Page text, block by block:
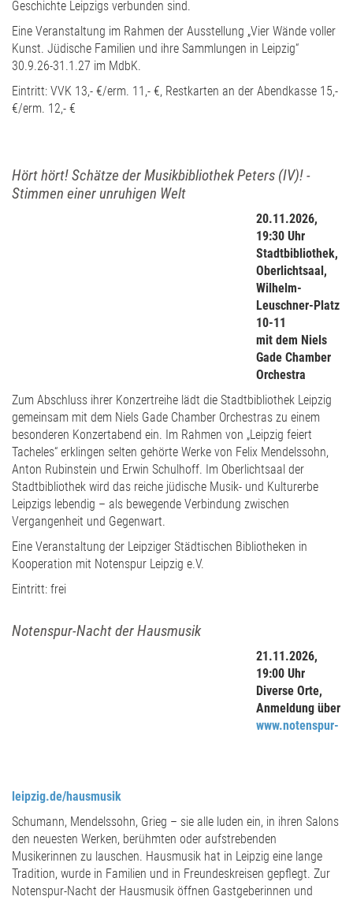
Geschichte Leipzigs verbunden sind.
Eine Veranstaltung im Rahmen der Ausstellung „Vier Wände voller
Kunst. Jüdische Familien und ihre Sammlungen in Leipzig“
30.9.26-31.1.27 im MdbK.
Eintritt: VVK 13,- €/erm. 11,- €, Restkarten an der Abendkasse 15,-
€/erm. 12,- €
Hört hört! Schätze der Musikbibliothek Peters (IV)! -
Stimmen einer unruhigen Welt
20.11.2026,
19:30 Uhr
Stadtbibliothek,
Oberlichtsaal,
Wilhelm-
Leuschner-Platz
10-11
mit dem Niels
Gade Chamber
Orchestra
Zum Abschluss ihrer Konzertreihe lädt die Stadtbibliothek Leipzig
gemeinsam mit dem Niels Gade Chamber Orchestras zu einem
besonderen Konzertabend ein. Im Rahmen von „Leipzig feiert
Tacheles“ erklingen selten gehörte Werke von Felix Mendelssohn,
Anton Rubinstein und Erwin Schulhoff. Im Oberlichtsaal der
Stadtbibliothek wird das reiche jüdische Musik- und Kulturerbe
Leipzigs lebendig – als bewegende Verbindung zwischen
Vergangenheit und Gegenwart.
Eine Veranstaltung der Leipziger Städtischen Bibliotheken in
Kooperation mit Notenspur Leipzig e.V.
Eintritt: frei
Notenspur-Nacht der Hausmusik
21.11.2026,
19:00 Uhr
Diverse Orte,
Anmeldung über
www.notenspur-
leipzig.de/hausmusik
Schumann, Mendelssohn, Grieg – sie alle luden ein, in ihren Salons
den neuesten Werken, berühmten oder aufstrebenden
Musikerinnen zu lauschen. Hausmusik hat in Leipzig eine lange
Tradition, wurde in Familien und in Freundeskreisen gepflegt. Zur
Notenspur-Nacht der Hausmusik öffnen Gastgeberinnen und